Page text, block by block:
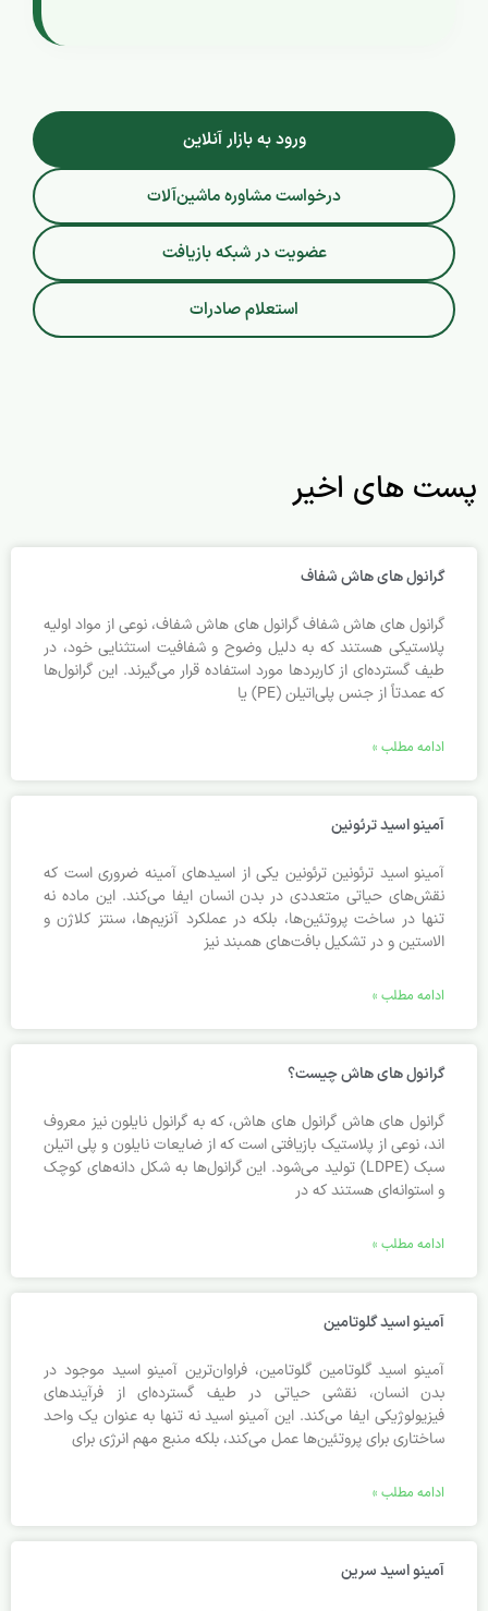
ورود به بازار آنلاین
درخواست مشاوره ماشین‌آلات
عضویت در شبکه بازیافت
استعلام صادرات
پست های اخیر
گرانول‌ های هاش شفاف
گرانول‌ های هاش شفاف گرانول‌ های هاش شفاف، نوعی از مواد اولیه
پلاستیکی هستند که به دلیل وضوح و شفافیت استثنایی خود، در
طیف گسترده‌ای از کاربردها مورد استفاده قرار می‌گیرند. این گرانول‌ها
که عمدتاً از جنس پلی‌اتیلن (PE) یا
ادامه مطلب »
آمینو اسید ترئونین
آمینو اسید ترئونین ترئونین یکی از اسیدهای آمینه ضروری است که
نقش‌های حیاتی متعددی در بدن انسان ایفا می‌کند. این ماده نه
تنها در ساخت پروتئین‌ها، بلکه در عملکرد آنزیم‌ها، سنتز کلاژن و
الاستین و در تشکیل بافت‌های همبند نیز
ادامه مطلب »
گرانول های هاش چیست؟
گرانول های هاش گرانول های هاش، که به گرانول نایلون نیز معروف
اند، نوعی از پلاستیک بازیافتی است که از ضایعات نایلون و پلی اتیلن
سبک (LDPE) تولید می‌شود. این گرانول‌ها به شکل دانه‌های کوچک
و استوانه‌ای هستند که در
ادامه مطلب »
آمینو اسید گلوتامین
آمینو اسید گلوتامین گلوتامین، فراوان‌ترین آمینو اسید موجود در
بدن انسان، نقشی حیاتی در طیف گسترده‌ای از فرآیندهای
فیزیولوژیکی ایفا می‌کند. این آمینو اسید نه تنها به عنوان یک واحد
ساختاری برای پروتئین‌ها عمل می‌کند، بلکه منبع مهم انرژی برای
ادامه مطلب »
آمینو اسید سرین